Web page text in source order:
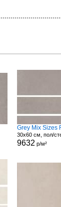
Grey Mix Sizes
30x60 см, пол/
9632 р/м²